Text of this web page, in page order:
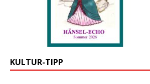
KULTUR-TIPP